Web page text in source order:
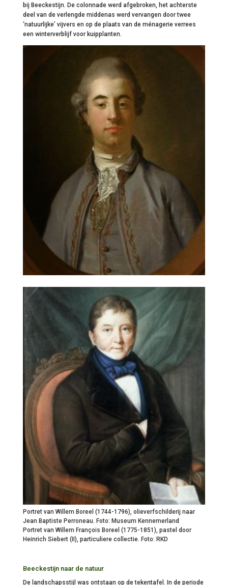
bij Beeckestijn. De colonnade werd afgebroken, het achterste
deel van de verlengde middenas werd vervangen door twee
‘natuurlijke’ vijvers en op de plaats van de ménagerieverrees
een winterverblijf voor kuipplanten.
Portret van Willem Boreel (1744-1796), olieverfschilderij naar
Jean Baptiste Perroneau. Foto: Museum Kennemerland
Portret van Willem François Boreel (1775-1851), pastel door
Heinrich Siebert (II), particuliere collectie. Foto: RKD
Beeckestijn naar de natuur
De landschapsstijl was ontstaan op de tekentafel. In de periode